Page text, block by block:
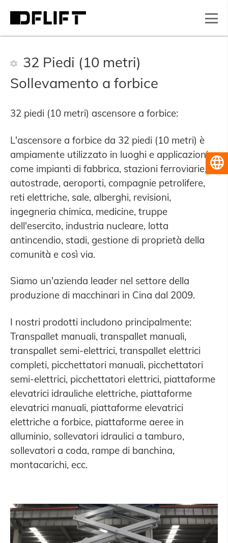
32 Piedi (10 metri)
Sollevamento a forbice
32 piedi (10 metri) ascensore a forbice:
L'ascensore a forbice da 32 piedi (10 metri) è
ampiamente utilizzato in luoghi e applicazioni
come impianti di fabbrica, stazioni ferroviarie,
autostrade, aeroporti, compagnie petrolifere,
reti elettriche, sale, alberghi, revisioni,
ingegneria chimica, medicine, truppe
dell'esercito, industria nucleare, lotta
antincendio, stadi, gestione di proprietà della
comunità e così via.
Siamo un'azienda leader nel settore della
produzione di macchinari in Cina dal 2009.
I nostri prodotti includono principalmente:
Transpallet manuali, transpallet manuali,
transpallet semi-elettrici, transpallet elettrici
completi, picchettatori manuali, picchettatori
semi-elettrici, picchettatori elettrici, piattaforme
elevatrici idrauliche elettriche, piattaforme
elevatrici manuali, piattaforme elevatrici
elettriche a forbice, piattaforme aeree in
alluminio, sollevatori idraulici a tamburo,
sollevatori a coda, rampe di banchina,
montacarichi, ecc.
Italiano